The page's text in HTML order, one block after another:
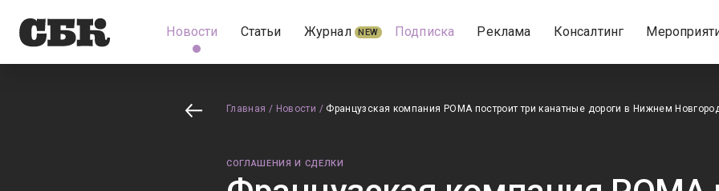
Новости Статьи Журнал NEW Подписка Реклама Консалтинг
Главная / Новости / Французская компания POMA построит три канатные дороги в Нижнем
СОГЛАШЕНИЯ И СДЕЛКИ